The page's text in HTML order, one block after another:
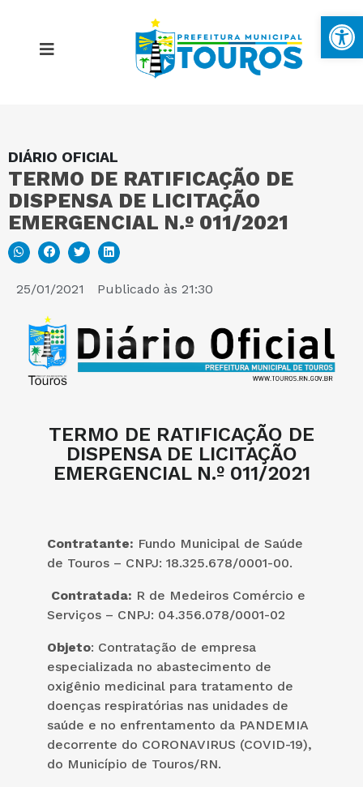
DIÁRIO OFICIAL
TERMO DE RATIFICAÇÃO DE
DISPENSA DE LICITAÇÃO
EMERGENCIAL N.º 011/2021
25/01/2021 Publicado às 21:30
TERMO DE RATIFICAÇÃO DE
DISPENSA DE LICITAÇÃO
EMERGENCIAL N.º 011/2021
Contratante: Fundo Municipal de Saúde
de Touros – CNPJ: 18.325.678/0001-00.
Contratada: R de Medeiros Comércio e
Serviços – CNPJ: 04.356.078/0001-02
Objeto: Contratação de empresa
especializada no abastecimento de
oxigênio medicinal para tratamento de
doenças respiratórias nas unidades de
saúde e no enfrentamento da PANDEMIA
decorrente do CORONAVIRUS (COVID-19),
do Município de Touros/RN.
MAPA DO SITE
PORTAL DA TRANSPARÊNCIA
E-SIC
PERGUNTAS FREQUENTES